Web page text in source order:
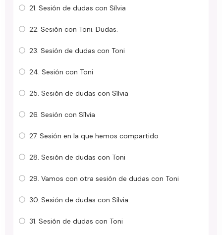
21. Sesión de dudas con Sílvia
22. Sesión con Toni. Dudas.
23. Sesión de dudas con Toni
24. Sesión con Toni
25. Sesión de dudas con Sílvia
26. Sesión con Sílvia
27. Sesión en la que hemos compartido
28. Sesión de dudas con Toni
29. Vamos con otra sesión de dudas con Toni
30. Sesión de dudas con Sílvia
31. Sesión de dudas con Toni